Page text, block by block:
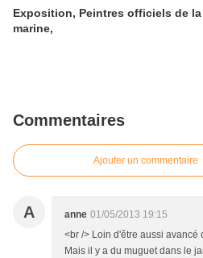
Exposition, Peintres officiels de la
marine,
Commentaires
Ajouter un commentaire
A anne 01/05/2013 19:15
<br /> Loin d'être aussi avancé
Mais il y a du muguet dans le